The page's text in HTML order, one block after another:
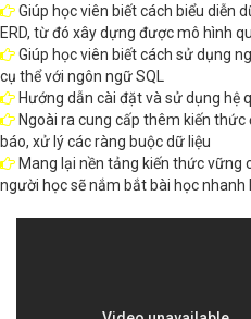
Giúp học viên biết cách biểu diễn
ERD, từ đó xây dựng được mô hình
Giúp học viên biết cách sử dụng
cụ thể với ngôn ngữ SQL
Hướng dẫn cài đặt và sử dụng hệ
Ngoài ra cung cấp thêm kiến thức
báo, xử lý các ràng buộc dữ liệu
Mang lại nền tảng kiến thức vững
người học sẽ nắm bắt bài học nhanh